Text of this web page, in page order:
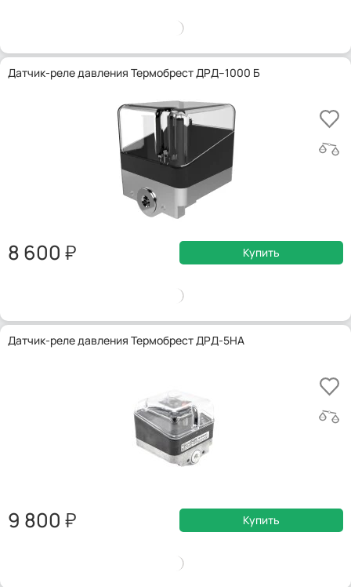
Датчик-реле давления Термобрест ДРД–1000 Б
8 600 Купить
Датчик-реле давления Термобрест ДРД-5НА
9 800 Купить